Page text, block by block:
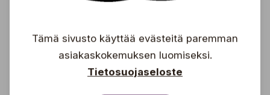
Valko-vihreä kimppu
Handmade by Sunds
Tämä sivusto käyttää evästeitä paremman
asiakaskokemuksen luomiseksi.
Tietosuojaseloste